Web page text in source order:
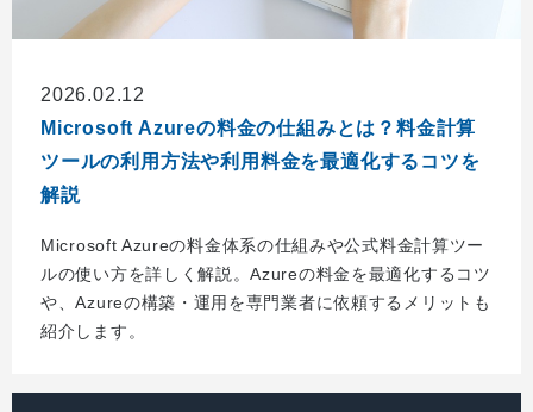
2026.02.12
Microsoft Azureの料金の仕組みとは？料金計算
ツールの利用方法や利用料金を最適化するコツを
解説
Microsoft Azureの料金体系の仕組みや公式料金計算ツー
ルの使い方を詳しく解説。Azureの料金を最適化するコツ
や、Azureの構築・運用を専門業者に依頼するメリットも
紹介します。